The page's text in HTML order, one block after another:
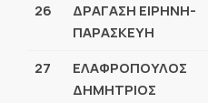
26
ΔΡΑΓΑΣΗ ΕΙΡΗΝΗ-
ΠΑΡΑΣΚΕΥΗ
27
ΕΛΑΦΡΟΠΟΥΛΟΣ
ΔΗΜΗΤΡΙΟΣ